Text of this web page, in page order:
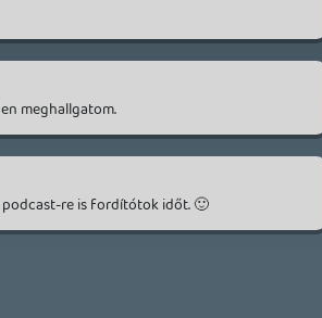
meghallgatom.
podcast-re is fordítótok időt. 🙂